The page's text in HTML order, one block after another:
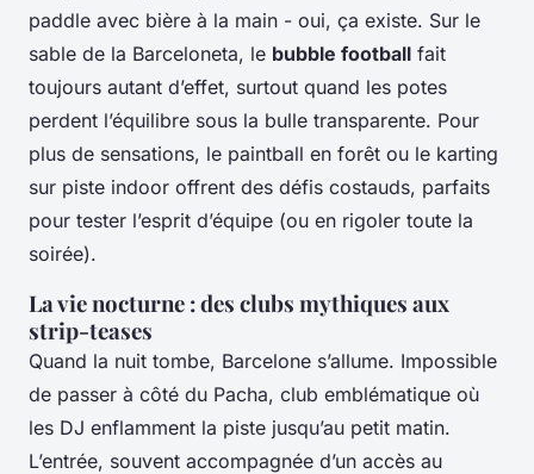
paddle avec bière à la main - oui, ça existe. Sur le
sable de la Barceloneta, le bubble football fait
toujours autant d’effet, surtout quand les potes
perdent l’équilibre sous la bulle transparente. Pour
plus de sensations, le paintball en forêt ou le karting
sur piste indoor offrent des défis costauds, parfaits
pour tester l’esprit d’équipe (ou en rigoler toute la
soirée).
La vie nocturne : des clubs mythiques aux
strip-teases
Quand la nuit tombe, Barcelone s’allume. Impossible
de passer à côté du Pacha, club emblématique où
les DJ enflamment la piste jusqu’au petit matin.
L’entrée, souvent accompagnée d’un accès au